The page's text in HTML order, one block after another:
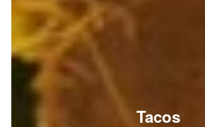
Tacos